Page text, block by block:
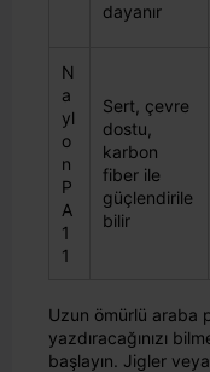
dayanır
N
a
yl
o
n
P
A
1
1
Sert, çevre
dostu,
karbon
fiber ile
güçlendirile
bilir
Uzun ömürlü araba
yazdıracağınızı
başlayın. Jigler